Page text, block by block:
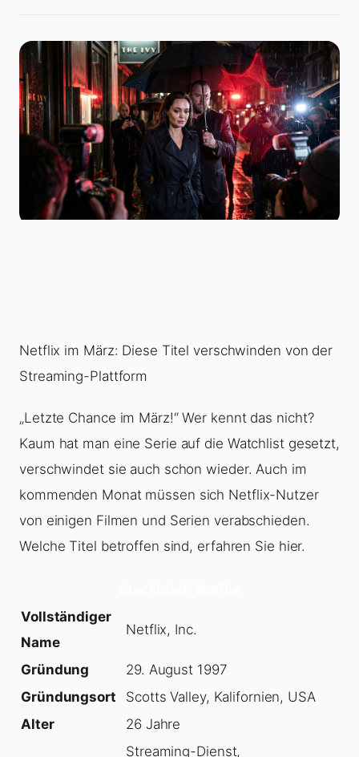
Netflix im März: Diese Titel verschwinden von der
Streaming-Plattform
„Letzte Chance im März!“ Wer kennt das nicht?
Kaum hat man eine Serie auf die Watchlist gesetzt,
verschwindet sie auch schon wieder. Auch im
kommenden Monat müssen sich Netflix-Nutzer
von einigen Filmen und Serien verabschieden.
Welche Titel betroffen sind, erfahren Sie hier.
Vollständiger
Name
Netflix, Inc.
Gründung
29. August 1997
Gründungsort
Scotts Valley, Kalifornien, USA
Alter
26 Jahre
Streaming-Dienst,